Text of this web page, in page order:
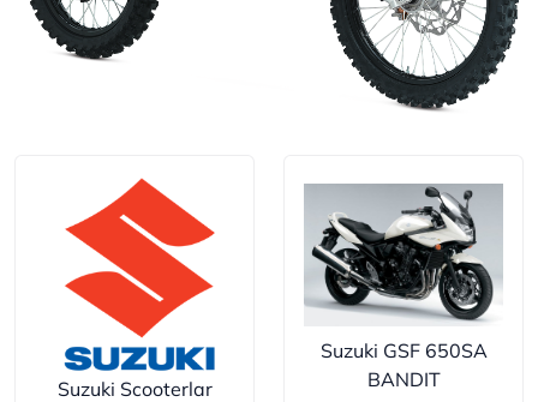
Suzuki Scooterlar
Suzuki GSF 650SA
BANDIT